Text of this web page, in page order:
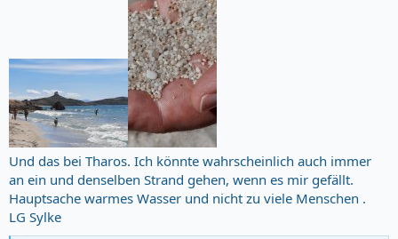
Und das bei Tharos. Ich könnte wahrscheinlich auch immer
an ein und denselben Strand gehen, wenn es mir gefällt.
Hauptsache warmes Wasser und nicht zu viele Menschen .
LG Sylke